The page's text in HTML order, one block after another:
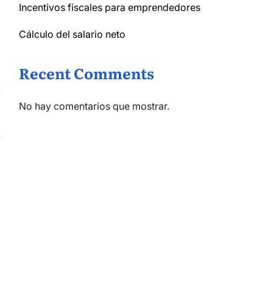
Incentivos fiscales para emprendedores
Cálculo del salario neto
Recent Comments
No hay comentarios que mostrar.